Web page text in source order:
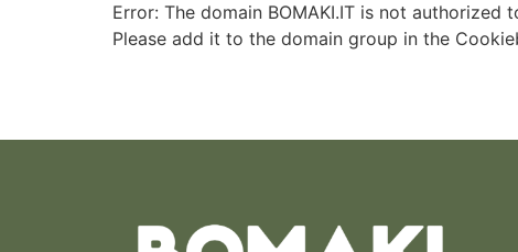
Error: The domain BOMAKI.IT is not
Please add it to the domain group in the